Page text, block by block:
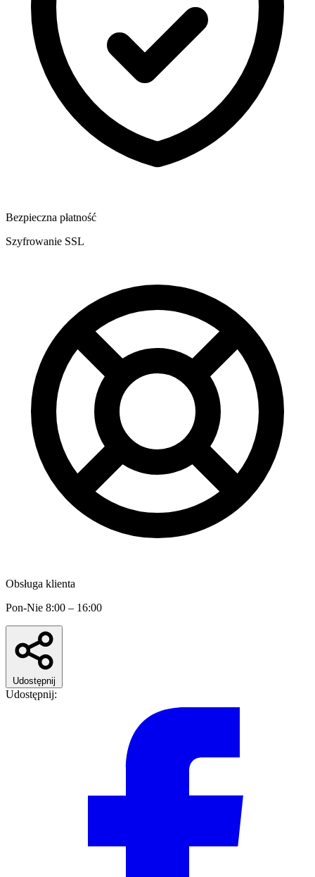
Bezpieczna płatność
Szyfrowanie SSL
Obsługa klienta
Pon-Nie 8:00 – 16:00
Udostępnij
Udostępnij: